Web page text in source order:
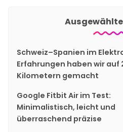
Schweiz–Spanien im
Erfahrungen haben wir auf
Kilometern gemacht
Google Fitbit Air im Test:
Minimalistisch, leicht und
überraschend präzise